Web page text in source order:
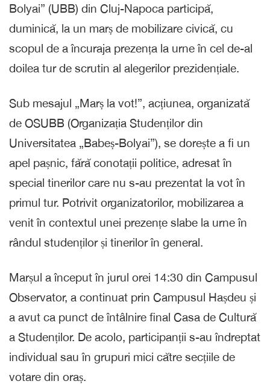
Bolyai” (UBB) din Cluj-Napoca participă,
duminică, la un marș de mobilizare civică, cu
scopul de a încuraja prezența la urne în cel de-al
doilea tur de scrutin al alegerilor prezidențiale.
Sub mesajul „Marș la vot!”, acțiunea, organizată
de OSUBB (Organizația Studenților din
Universitatea „Babeș-Bolyai”), se dorește a fi un
apel pașnic, fără conotații politice, adresat în
special tinerilor care nu s-au prezentat la vot în
primul tur. Potrivit organizatorilor, mobilizarea a
venit în contextul unei prezențe slabe la urne în
rândul studenților și tinerilor în general.
Marșul a început în jurul orei 14:30 din Campusul
Observator, a continuat prin Campusul Hașdeu și
a avut ca punct de întâlnire final Casa de Cultură
a Studenților. De acolo, participanții s-au îndreptat
individual sau în grupuri mici către secțiile de
votare din oraș.